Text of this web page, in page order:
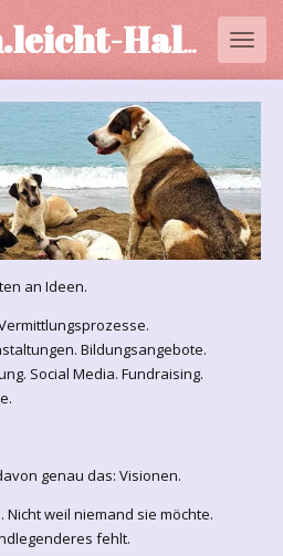
Tierisch.leicht-Halterberatung
an Ideen.
Bildungsangebote.
Social Media. Fundraising.
genau das: Visionen.
weil niemand sie möchte.
fehlt.